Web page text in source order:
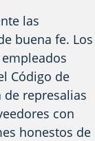
las
buena fe. Los
Código de
represalias
con
honestos de